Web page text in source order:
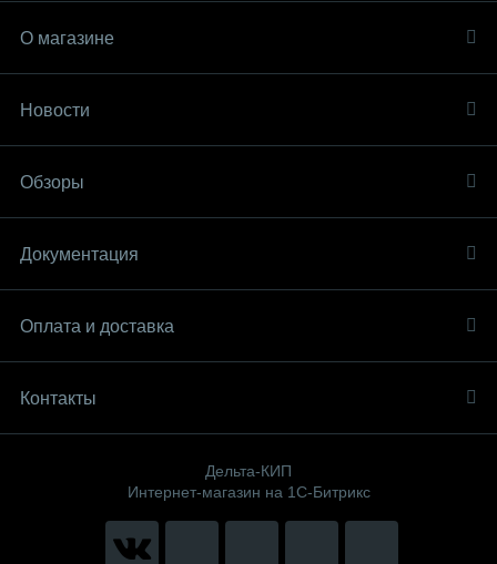
О магазине
Новости
Обзоры
Документация
Оплата и доставка
Контакты
Дельта-КИП
Интернет-магазин на 1С-Битрикс